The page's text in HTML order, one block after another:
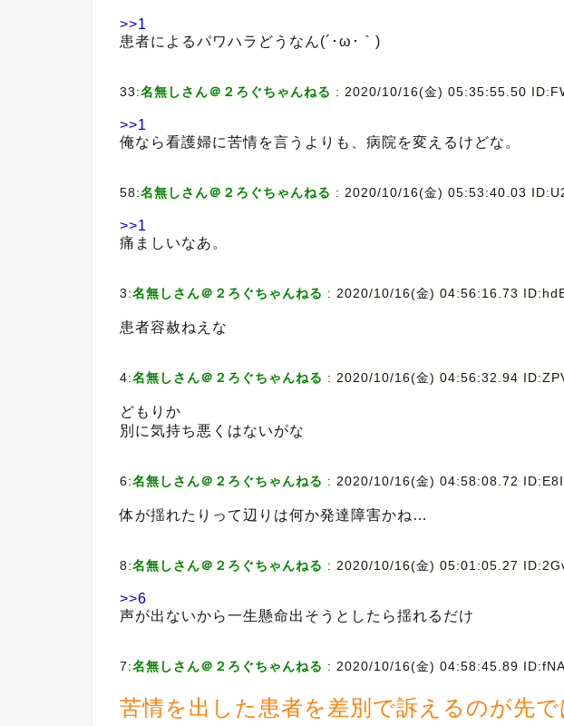
>>1
患者によるパワハラどうなん(´･ω･｀)
33:名無しさん＠２ろぐちゃんねる : 2020/10/16(金) 05:35:55.50
>>1
俺なら看護婦に苦情を言うよりも、病院を変えるけどな。
58:名無しさん＠２ろぐちゃんねる : 2020/10/16(金) 05:53:40.03
>>1
痛ましいなあ。
3:名無しさん＠２ろぐちゃんねる : 2020/10/16(金) 04:56:16.73
患者容赦ねえな
4:名無しさん＠２ろぐちゃんねる : 2020/10/16(金) 04:56:32.94
どもりか
別に気持ち悪くはないがな
6:名無しさん＠２ろぐちゃんねる : 2020/10/16(金) 04:58:08.72
体が揺れたりって辺りは何か発達障害かね…
8:名無しさん＠２ろぐちゃんねる : 2020/10/16(金) 05:01:05.27
>>6
声が出ないから一生懸命出そうとしたら揺れるだけ
7:名無しさん＠２ろぐちゃんねる : 2020/10/16(金) 04:58:45.89
苦情を出した患者を差別で訴えるのが先で